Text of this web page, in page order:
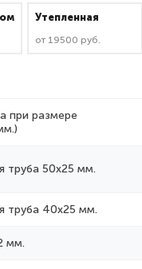
Утепленная
от 19500 руб.
при размере
труба 50х25 мм.
труба 40х25 мм.
мм.